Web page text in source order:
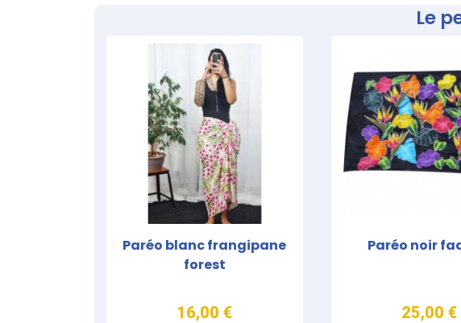
Le
Paréo blanc frangipane
forest
16,00 €
Paréo noir
25,00 €